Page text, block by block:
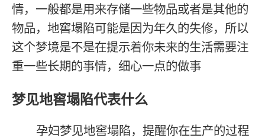
情，一般都是用来存储一些物品或者是其他的
物品，地窖塌陷可能是因为年久的失修，所以
这个梦境是不是在提示着你未来的生活需要注
重一些长期的事情，细心一点的做事
梦见地窖塌陷代表什么
孕妇梦见地窖塌陷，提醒你在生产的过程